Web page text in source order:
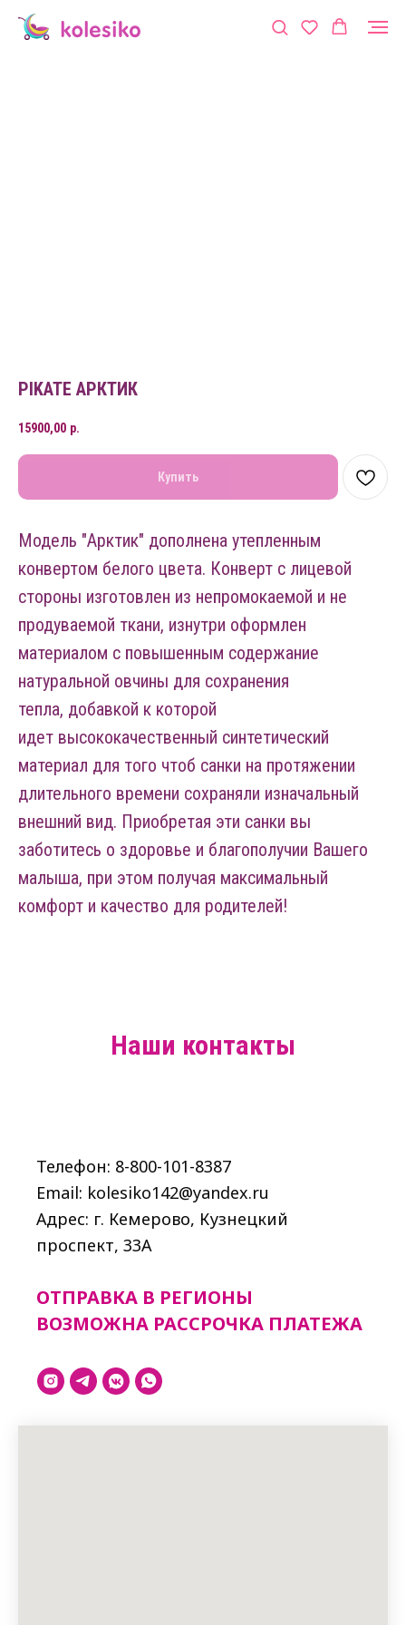
PIKATE АРКТИК
15900,00 р.
Купить
Модель "Арктик" дополнена утепленным
конвертом белого цвета. Конверт с лицевой
стороны изготовлен из непромокаемой и не
продуваемой ткани, изнутри оформлен
материалом с повышенным содержание
натуральной овчины для сохранения
тепла, добавкой к которой
идет высококачественный синтетический
материал для того чтоб санки на протяжении
длительного времени сохраняли изначальный
внешний вид. Приобретая эти санки вы
заботитесь о здоровье и благополучии Вашего
малыша, при этом получая максимальный
комфорт и качество для родителей!
Наши контакты
Телефон: 8-800-101-8387
Email: kolesiko142@yandex.ru
Адрес: г. Кемерово, Кузнецкий
проспект, 33A
ОТПРАВКА В РЕГИОНЫ
ВОЗМОЖНА РАССРОЧКА ПЛАТЕЖА